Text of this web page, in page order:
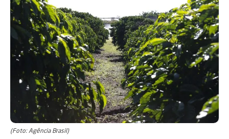
(Foto: Agência Brasil)